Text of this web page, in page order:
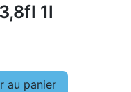
1l
au panier